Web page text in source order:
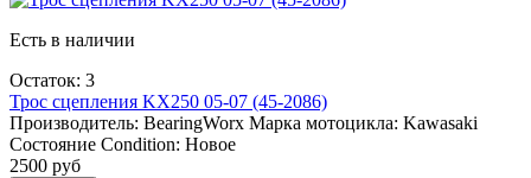
Есть в наличии
Остаток: 3
Трос сцепления KX250 05-07 (45-2086)
Производитель: BearingWorx Марка мотоцикла: Kawasaki
Состояние Condition: Новое
2500 руб